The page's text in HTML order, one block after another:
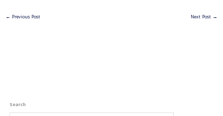
← Previous Post Next Post →
Search